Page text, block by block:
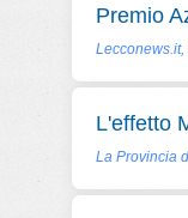
Premio
L'effetto
La Provincia